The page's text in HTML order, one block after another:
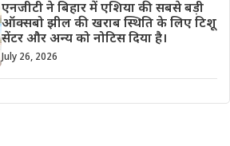
एनजीटी ने बिहार में एशिया की सबसे बड़ी
ऑक्सबो झील की खराब स्थिति के लिए टिशू
सेंटर और अन्य को नोटिस दिया है।
July 26, 2026